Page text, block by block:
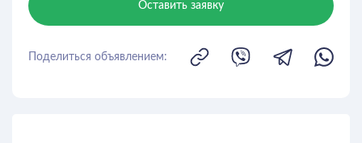
Оставить заявку
Поделиться объявлением: